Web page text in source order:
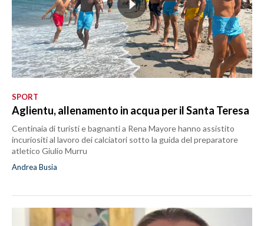
SPORT
Aglientu, allenamento in acqua per il Santa Teresa
Centinaia di turisti e bagnanti a Rena Mayore hanno assistito
incuriositi al lavoro dei calciatori sotto la guida del preparatore
atletico Giulio Murru
Andrea Busia